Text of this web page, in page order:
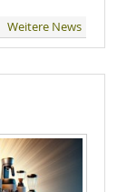
Weitere News